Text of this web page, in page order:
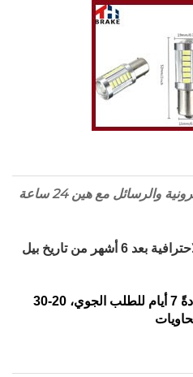
والرسائل معهين 24 ساعة
سياسة المطالبة الضمانية الاحترافية بعد 6 أشهر من تاريخ بيل
أسرع توصيل حتى طلبك، عادةً 7 أيام للطلب الجوي، 20-30